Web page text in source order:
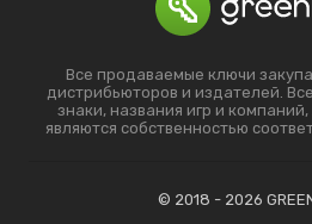
Все продаваемые ключи
дистрибьюторов и издателей.
знаки, названия игр и
являются собственностью
© 2018 - 2026